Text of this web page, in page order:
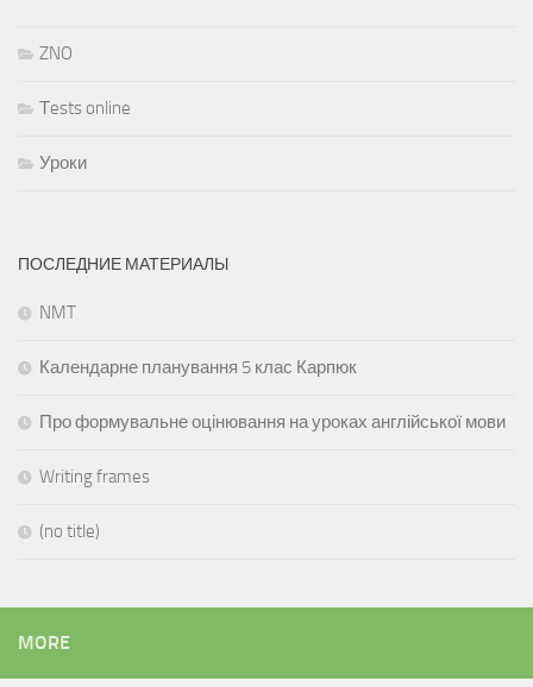
ZNO
Тests online
Уроки
ПОСЛЕДНИЕ МАТЕРИАЛЫ
NMT
Календарне планування 5 клас Карпюк
Про формувальне оцінювання на уроках англійської мови
Writing frames
(no title)
MORE